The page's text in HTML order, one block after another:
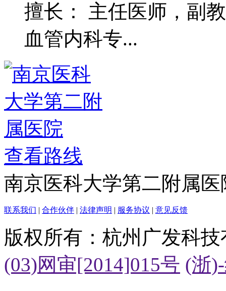
擅长： 主任医师，副
血管内科专...
查看路线
南京医科大学第二附属医
联系我们 | 合作伙伴 | 法律声明 | 服务协议 | 意见反馈
版权所有：杭州广发科
(03)网审[2014]015号 (浙